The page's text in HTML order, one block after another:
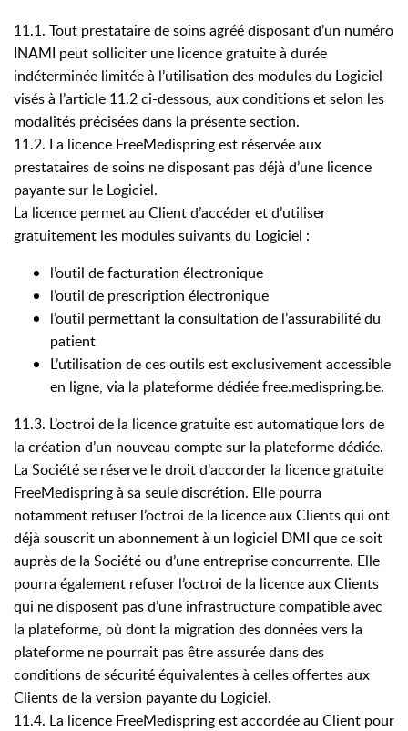
11.1. Tout prestataire de soins agréé disposant d’un numéro
INAMI peut solliciter une licence gratuite à durée
indéterminée limitée à l’utilisation des modules du Logiciel
visés à l’article 11.2 ci-dessous, aux conditions et selon les
modalités précisées dans la présente section.
11.2. La licence FreeMedispring est réservée aux
prestataires de soins ne disposant pas déjà d’une licence
payante sur le Logiciel.
La licence permet au Client d’accéder et d’utiliser
gratuitement les modules suivants du Logiciel :
l’outil de facturation électronique
l’outil de prescription électronique
l’outil permettant la consultation de l’assurabilité du
patient
L’utilisation de ces outils est exclusivement accessible
en ligne, via la plateforme dédiée free.medispring.be.
11.3. L’octroi de la licence gratuite est automatique lors de
la création d’un nouveau compte sur la plateforme dédiée.
La Société se réserve le droit d’accorder la licence gratuite
FreeMedispring à sa seule discrétion. Elle pourra
notamment refuser l’octroi de la licence aux Clients qui ont
déjà souscrit un abonnement à un logiciel DMI que ce soit
auprès de la Société ou d’une entreprise concurrente. Elle
pourra également refuser l’octroi de la licence aux Clients
qui ne disposent pas d’une infrastructure compatible avec
la plateforme, où dont la migration des données vers la
plateforme ne pourrait pas être assurée dans des
conditions de sécurité équivalentes à celles offertes aux
Clients de la version payante du Logiciel.
11.4. La licence FreeMedispring est accordée au Client pour